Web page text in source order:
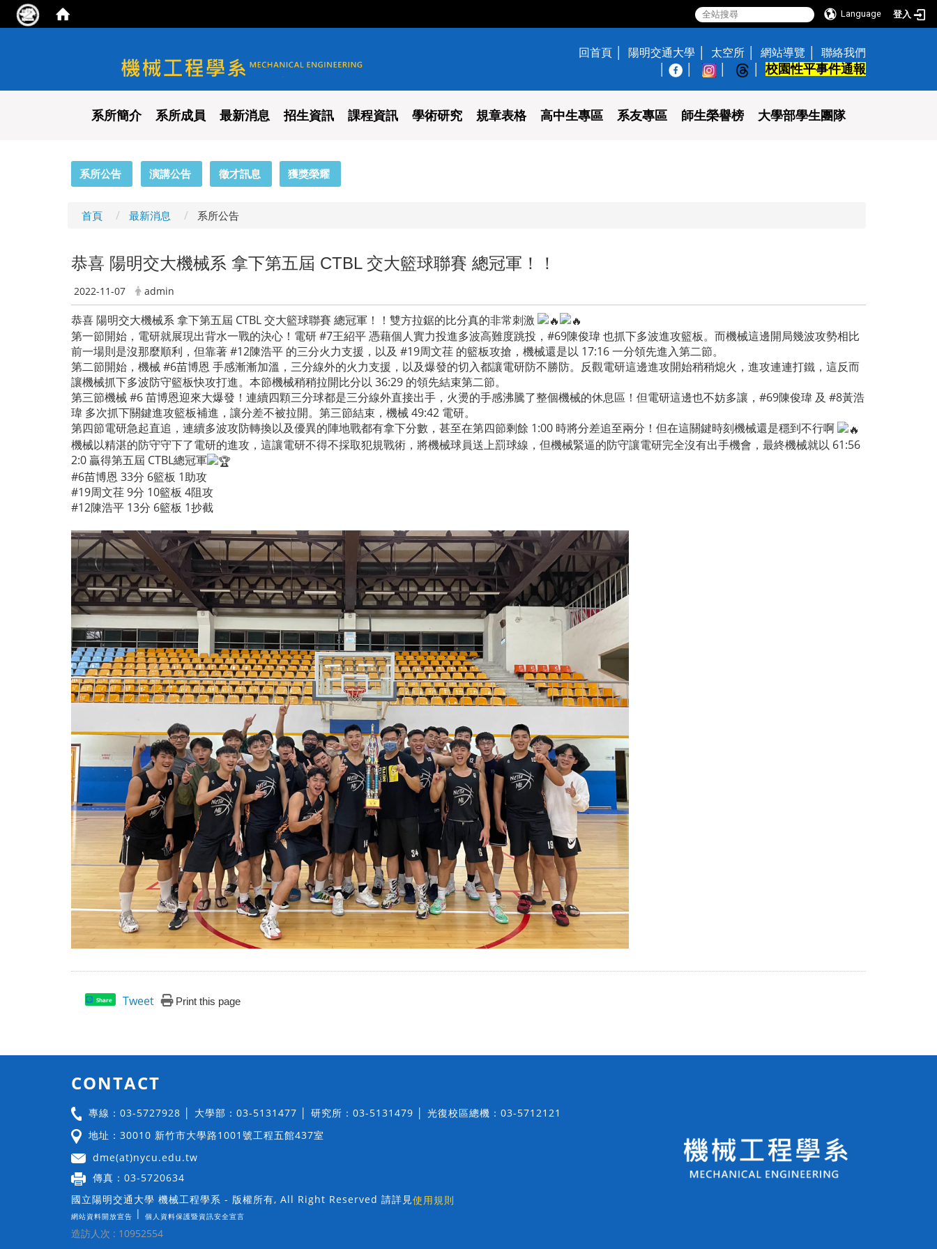
Language 登入
國立陽明交通大學 機械工程學系
回首頁 陽明交通大學 太空所 網站導覽
聯絡我們
校園性平事件通報
系所簡介 系所成員 最新消息 招生資訊 課程資訊 學術研究 規章表格 高中生專區 系友專區 師生榮譽榜 大學部學生團隊
系所公告 演講公告 徵才訊息 獲獎榮耀
首頁 最新消息 系所公告
恭喜 陽明交大機械系 拿下第五屆 CTBL 交大籃球聯賽 總冠軍！！
2022-11-07 admin
恭喜 陽明交大機械系 拿下第五屆 CTBL 交大籃球聯賽 總冠軍！！雙方拉鋸的比分真的非常刺激
第一節開始，電研就展現出背水一戰的決心！電研 #7王紹平 憑藉個人實力投進多波高難度跳投，#69陳俊瑋 也抓下多波進攻籃板。而機械這邊開局幾波攻勢相比
前一場則是沒那麼順利，但靠著 #12陳浩平 的三分火力支援，以及 #19周文荏 的籃板攻搶，機械還是以 17:16 一分領先進入第二節。
第二節開始，機械 #6苗博恩 手感漸漸加溫，三分線外的火力支援，以及爆發的切入都讓電研防不勝防。反觀電研這邊進攻開始稍稍熄火，進攻連連打鐵，這反而
讓機械抓下多波防守籃板快攻打進。本節機械稍稍拉開比分以 36:29 的領先結束第二節。
第三節機械 #6 苗博恩迎來大爆發！連續四顆三分球都是三分線外直接出手，火燙的手感沸騰了整個機械的休息區！但電研這邊也不妨多讓，#69陳俊瑋 及 #8黃浩
瑋 多次抓下關鍵進攻籃板補進，讓分差不被拉開。第三節結束，機械 49:42 電研。
第四節電研急起直追，連續多波攻防轉換以及優異的陣地戰都有拿下分數，甚至在第四節剩餘 1:00 時將分差追至兩分！但在這關鍵時刻機械還是穩到不行啊
機械以精湛的防守守下了電研的進攻，這讓電研不得不採取犯規戰術，將機械球員送上罰球線，但機械緊逼的防守讓電研完全沒有出手機會，最終機械就以 61:56
2:0 贏得第五屆 CTBL總冠軍
#6苗博恩 33分 6籃板 1助攻
#19周文荏 9分 10籃板 4阻攻
#12陳浩平 13分 6籃板 1抄截
Share Tweet Print this page
CONTACT
專線：03-5727928 │ 大學部：03-5131477 │ 研究所：03-5131479 │ 光復校區總機：03-5712121
地址：30010 新竹市大學路1001號工程五館437室
dme(at)nycu.edu.tw
傳真：03-5720634
國立陽明交通大學 機械工程學系 - 版權所有, All Right Reserved 請詳見使用規則
網站資料開放宣告 | 個人資料保護暨資訊安全宣言
造訪人次 : 10952554